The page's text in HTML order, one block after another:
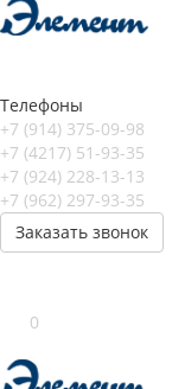
Телефоны
+7 (914) 375-09-98
+7 (4217) 51-93-35
+7 (924) 228-13-13
+7 (962) 297-93-35
Заказать звонок
0